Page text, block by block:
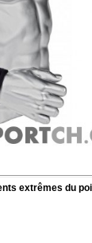
extrêmes du